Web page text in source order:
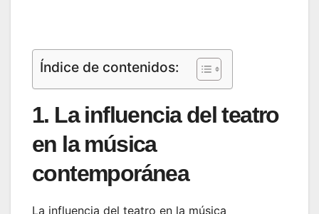
Índice de contenidos:
1. La influencia del teatro
en la música
contemporánea
La influencia del teatro en la música